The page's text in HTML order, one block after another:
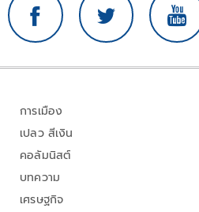
การเมือง
เปลว สีเงิน
คอลัมนิสต์
บทความ
เศรษฐกิจ